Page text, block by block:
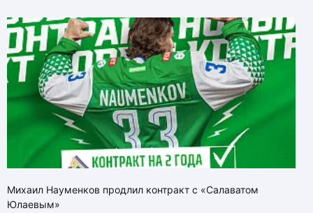
Михаил Науменков продлил контракт с «Салаватом
Юлаевым»